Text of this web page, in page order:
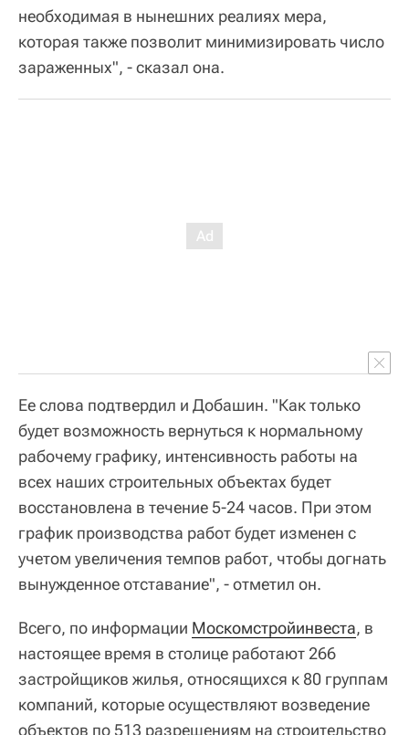
необходимая в нынешних реалиях мера,
которая также позволит минимизировать число
зараженных", - сказал она.
Ее слова подтвердил и Добашин. "Как только
будет возможность вернуться к нормальному
рабочему графику, интенсивность работы на
всех наших строительных объектах будет
восстановлена в течение 5-24 часов. При этом
график производства работ будет изменен с
учетом увеличения темпов работ, чтобы догнать
вынужденное отставание", - отметил он.
Всего, по информации Москомстройинвеста, в
настоящее время в столице работают 266
застройщиков жилья, относящихся к 80 группам
компаний, которые осуществляют возведение
объектов по 513 разрешениям на строительство